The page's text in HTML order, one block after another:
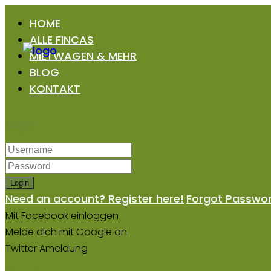
HOME
ALLE FINCAS
MIETWAGEN & MEHR
BLOG
KONTAKT
Login
Login
Need an account? Register here! Forgot
Mit Facebook einloggen
Melde dich mit Google an
Twitter Ameldung